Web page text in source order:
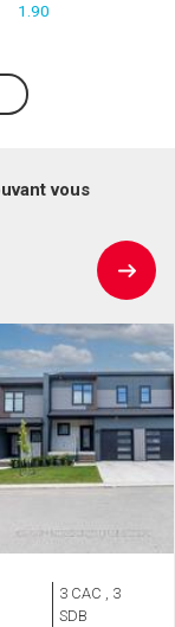
1.90
vous
3 CAC , 3
SDB